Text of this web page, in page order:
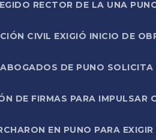
RECTOR DE LA UNA
CIVIL EXIGIÓ INICIO DE
DE PUNO
DE FIRMAS PARA
EN PUNO PARA